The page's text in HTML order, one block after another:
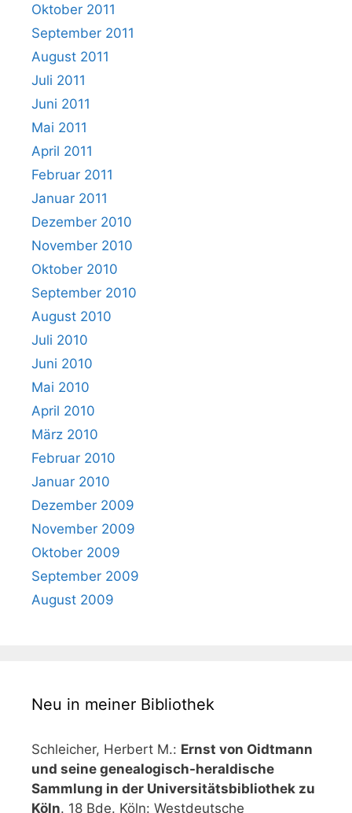
Oktober 2011
September 2011
August 2011
Juli 2011
Juni 2011
Mai 2011
April 2011
Februar 2011
Januar 2011
Dezember 2010
November 2010
Oktober 2010
September 2010
August 2010
Juli 2010
Juni 2010
Mai 2010
April 2010
März 2010
Februar 2010
Januar 2010
Dezember 2009
November 2009
Oktober 2009
September 2009
August 2009
Neu in meiner Bibliothek
Schleicher, Herbert M.: Ernst von Oidtmann
und seine genealogisch-heraldische
Sammlung in der Universitätsbibliothek zu
Köln. 18 Bde. Köln: Westdeutsche